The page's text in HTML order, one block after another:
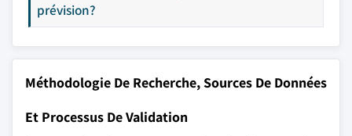
prévision?
Méthodologie De Recherche, Sources De Données
Et Processus De Validation